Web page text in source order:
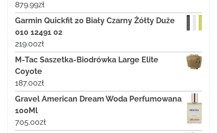
879.99zł
Garmin Quickfit 20 Biały Czarny Żółty Duże
010 12491 02
219.00zł
M-Tac Saszetka-Biodrówka Large Elite
Coyote
187.00zł
Gravel American Dream Woda Perfumowana
100Ml
705.00zł